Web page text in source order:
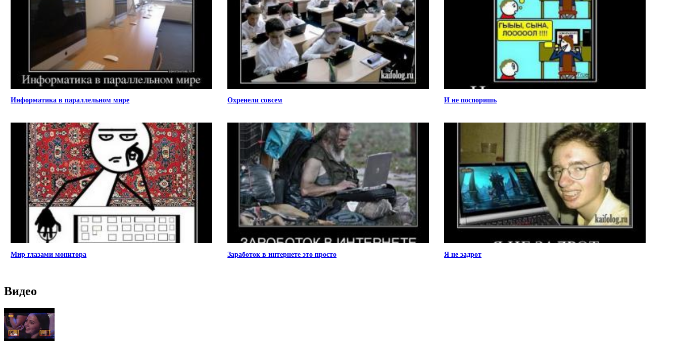
Информатика в параллельном мире Охренели совсем И не поспоришь
Мир глазами монитора Заработок в интернете это просто Я не задрот
Видео